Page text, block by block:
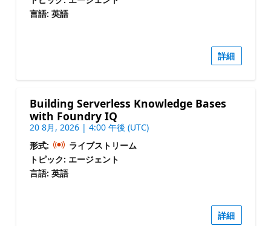
言語: 英語
詳細
Building Serverless Knowledge Bases
with Foundry IQ
20 8月, 2026 | 4:00 午後 (UTC)
形式:
ライブストリーム
トピック: エージェント
言語: 英語
詳細